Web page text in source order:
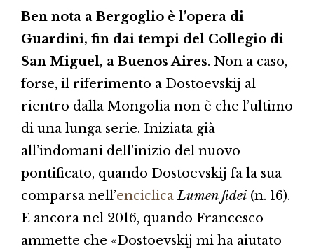
Ben nota a Bergoglio è l’opera di
Guardini, fin dai tempi del Collegio di
San Miguel, a Buenos Aires. Non a caso,
forse, il riferimento a Dostoevskij al
rientro dalla Mongolia non è che l’ultimo
di una lunga serie. Iniziata già
all’indomani dell’inizio del nuovo
pontificato, quando Dostoevskij fa la sua
comparsa nell’enciclica Lumen fidei (n. 16).
E ancora nel 2016, quando Francesco
ammette che «Dostoevskij mi ha aiutato